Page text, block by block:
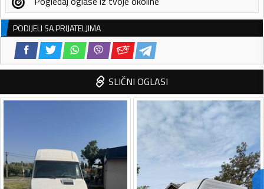
PODIJELI SA PRIJATELJIMA
SLIČNI OGLASI